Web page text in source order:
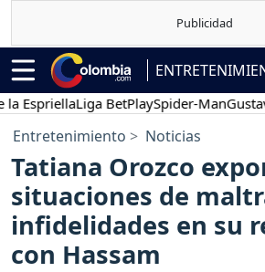
Liga BetPlaySpider-ManGustavo
Entretenimiento Noticias
Tatiana Orozco
situaciones de
infidelidades en su
con Hassam